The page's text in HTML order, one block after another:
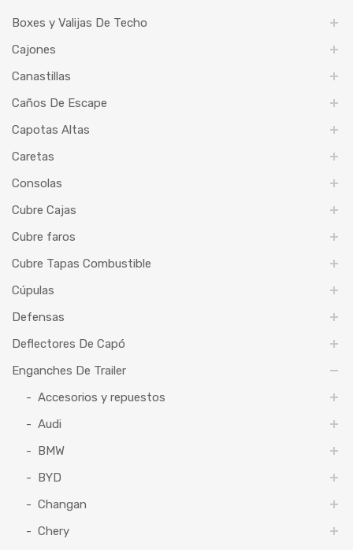
Boxes y Valijas De Techo
Cajones
Canastillas
Caños De Escape
Capotas Altas
Caretas
Consolas
Cubre Cajas
Cubre faros
Cubre Tapas Combustible
Cúpulas
Defensas
Deflectores De Capó
Enganches De Trailer
Accesorios y repuestos
Audi
BMW
BYD
Changan
Chery